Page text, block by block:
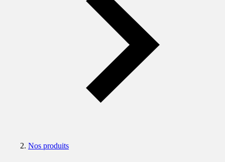
Nos produits